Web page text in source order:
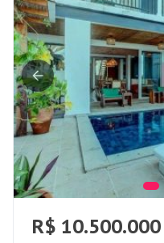
R$ 10.500.000